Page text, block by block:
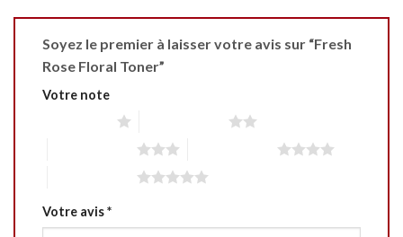
Soyez le premier à laisser votre avis sur “Fresh
Rose Floral Toner”
Votre note
Votre avis*